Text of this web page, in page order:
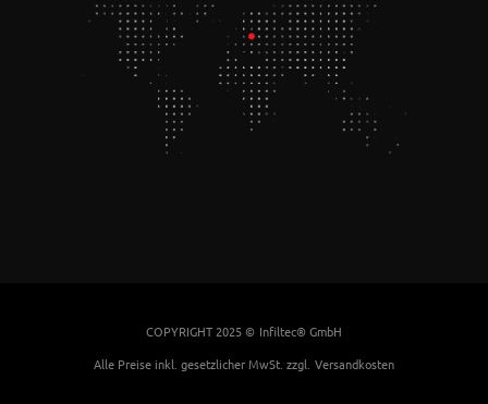
COPYRIGHT 2025 © Infiltec® GmbH
Alle Preise inkl. gesetzlicher MwSt. zzgl. Versandkosten